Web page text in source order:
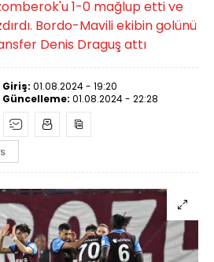
1-0 mağlup etti ve
Bordo-Mavili ekibin golünü
Denis Draguş attı
Giriş: 01.08.2024 - 19:20
Güncelleme: 01.08.2024 - 22:28